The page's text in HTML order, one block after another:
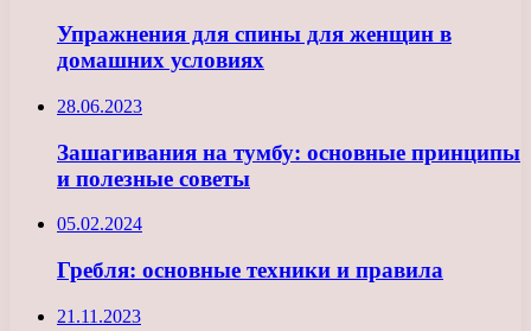
Упражнения для спины для женщин в
домашних условиях
28.06.2023
Зашагивания на тумбу: основные принципы
и полезные советы
05.02.2024
Гребля: основные техники и правила
21.11.2023